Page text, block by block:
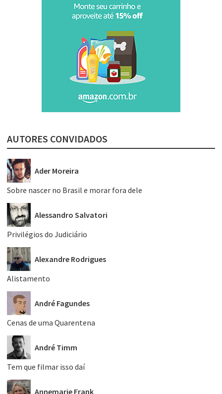
AUTORES CONVIDADOS
Ader Moreira
Sobre nascer no Brasil e morar fora dele
Alessandro Salvatori
Privilégios do Judiciário
Alexandre Rodrigues
Alistamento
André Fagundes
Cenas de uma Quarentena
André Timm
Tem que filmar isso daí
Annemarie Frank